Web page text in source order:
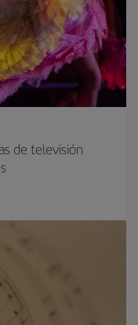
de televisión